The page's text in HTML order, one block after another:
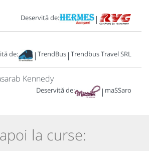
Deservită de: |
de: | TrendBus| Trendbus Travel SRL
Kennedy
Deservită de: | maSSaro
la curse: